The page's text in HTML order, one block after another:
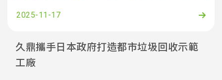
2025-11-17
久鼎攜手日本政府打造都市垃圾回收示範
工廠